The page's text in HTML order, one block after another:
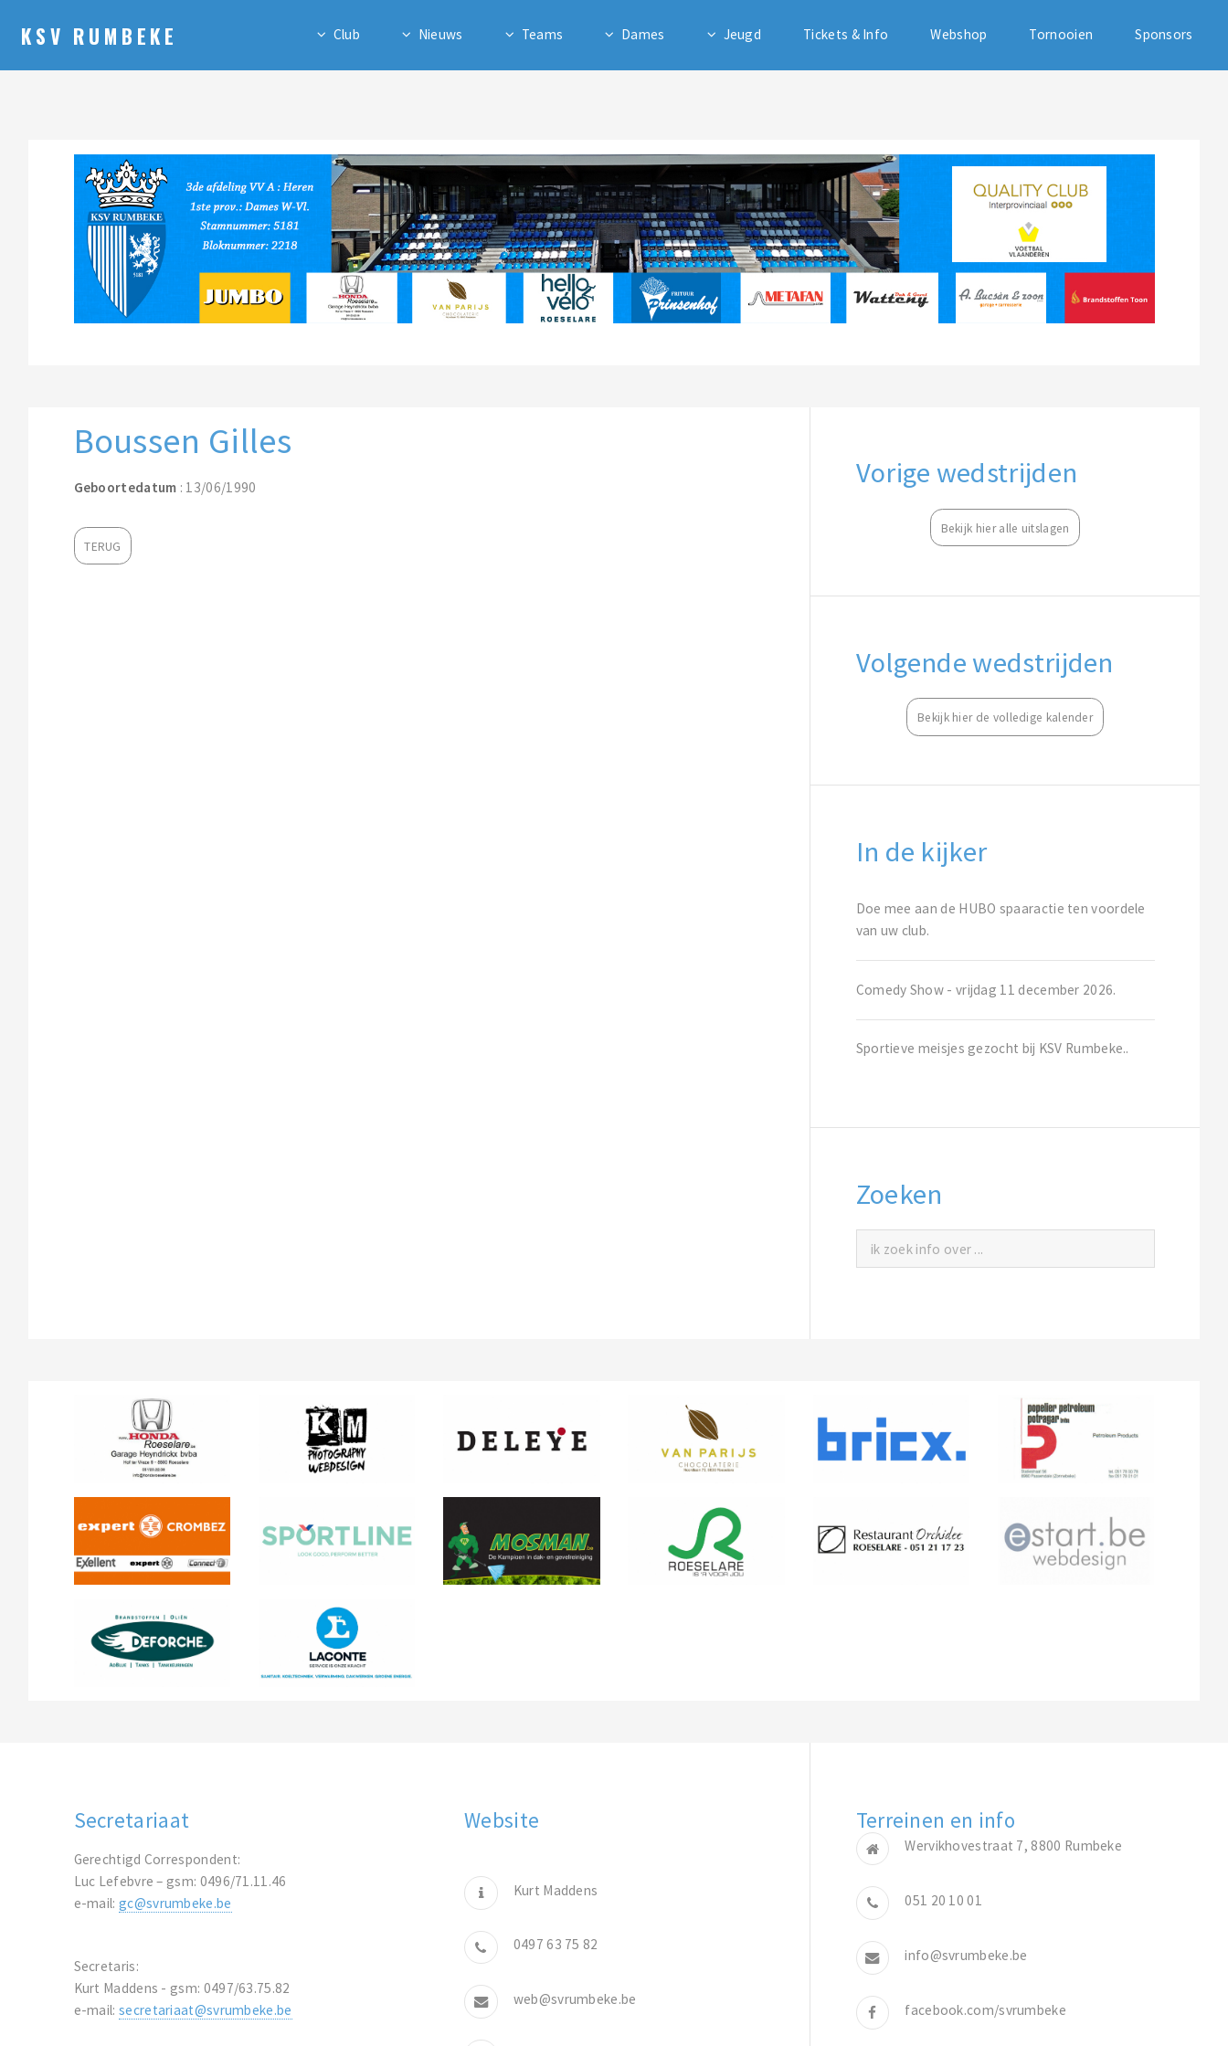
KSV RUMBEKE Club Nieuws Teams Dames Jeugd Tickets & Info Webshop Tornooien Sponsors
Boussen Gilles
Geboortedatum : 13/06/1990
TERUG
Vorige wedstrijden
Bekijk hier alle uitslagen
Volgende wedstrijden
Bekijk hier de volledige kalender
In de kijker
Doe mee aan de HUBO spaaractie ten voordele
van uw club.
Comedy Show - vrijdag 11 december 2026.
Sportieve meisjes gezocht bij KSV Rumbeke..
Zoeken
Secretariaat
Gerechtigd Correspondent:
Luc Lefebvre – gsm: 0496/71.11.46
e-mail: gc@svrumbeke.be
Secretaris:
Kurt Maddens - gsm: 0497/63.75.82
e-mail: secretariaat@svrumbeke.be
Website
Kurt Maddens
0497 63 75 82
web@svrumbeke.be
Terreinen en info
Wervikhovestraat 7, 8800 Rumbeke
051 20 10 01
info@svrumbeke.be
facebook.com/svrumbeke